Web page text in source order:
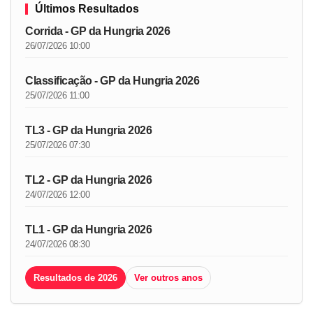
Últimos Resultados
Corrida - GP da Hungria 2026
26/07/2026 10:00
Classificação - GP da Hungria 2026
25/07/2026 11:00
TL3 - GP da Hungria 2026
25/07/2026 07:30
TL2 - GP da Hungria 2026
24/07/2026 12:00
TL1 - GP da Hungria 2026
24/07/2026 08:30
Resultados de 2026 Ver outros anos